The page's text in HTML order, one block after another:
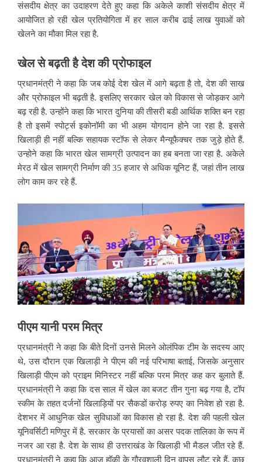
संसदीय क्षेत्र का उदाहरण देते हुए कहा कि अकेले काशी संसदीय क्षेत्र में
आयोजित हो रही खेल प्रतियोगिता में हर साल करीब ढाई लाख युवाओं को
खेलने का मौका मिल रहा है.
खेलसेबढ़तीहैदेशकीप्रोफाइल
प्रधानमंत्री ने कहा कि जब कोई देश खेल में आगे बढ़ता है तो, देश की साख
और प्रोफाइल भी बढ़ती है. इसलिए सरकार खेल को विकास से जोड़कर आगे
बढ़ रही है. उन्होंने कहा कि भारत दुनिया की तीसरी बडी आर्थिक शक्ति बन रहा
है तो इसमें स्पोर्ट्स इकोनॉमी का भी अहम योगदान होने जा रहा है. इससे
खिलाड़ी ही नहीं बल्कि सहायक स्टॉफ से लेकर मैन्यूफैक्चर तक जुड़े होते हैं.
उन्होने कहा कि भारत खेल सामग्री उत्पादन का हब बनता जा रहा है. अकेले
मेरठ में खेल सामग्री निर्माण की 35 हजार से अधिक यूनिट हैं, जहां तीन लाख
लोग काम कर रहे हैं.
पीएमयानीपरममित्र
प्रधानमंत्री ने कहा कि बीते दिनों उनसे मिलने ओलंपिक टीम के सदस्य आए
थे, उस दौरान एक खिलाड़ी ने पीएम की नई परिभाषा बताई, जिसके अनुसार
खिलाड़ी पीएम को प्राइम मिनिस्टर नहीं बल्कि परम मित्र कह कर बुलाते हैं.
प्रधानमंत्री ने कहा कि दस साल में खेल का बजट तीन गुना बढ़ गया है, टॉप
स्कीम के तहत दर्जनों खिलाड़ियों पर सैकडों करोड़ रुपए का निवेश हो रहा है.
देशभर में आधुनिक खेल सुविधाओं का विकास हो रहा है. देश की पहली खेल
यूनिवर्सिटी मणिपुर में है. सरकार के प्रयासों का असर पदक तालिका के रूप में
नजर आ रहा है. देश के साथ ही उत्तराखंड के खिलाड़ी भी मैडल जीत रहे हैं.
प्रधानमंत्री ने कहा कि आज हॉकी के गौरवशाली दिन वापस लौट रहे हैं. कुछ